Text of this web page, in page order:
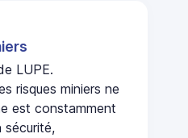
LUPE.
risques miniers ne
est constamment
sécurité,